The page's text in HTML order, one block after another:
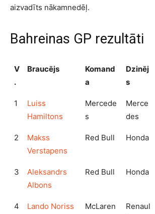
aizvadīts nākamnedēļ.
Bahreinas GP rezultāti
V
.
Braucējs
Komand
a
Dzinēj
s
1
Luiss
Hamiltons
Mercede
s
Merce
des
2
Makss
Verstapens
Red Bull Honda
3
Aleksandrs
Albons
Red Bull Honda
4 Lando Noriss McLaren
Renaul